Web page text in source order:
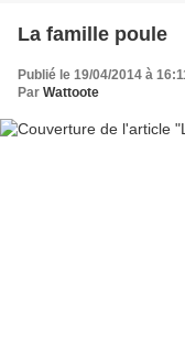
La famille poule
Publié le 19/04/2014 à
Par Wattoote